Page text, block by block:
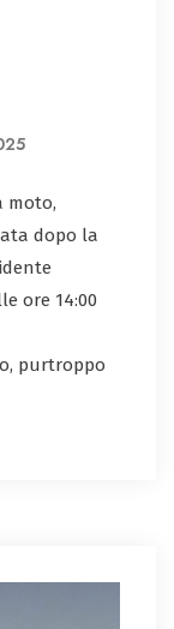
moto,
dopo la
ore 14:00
purtroppo